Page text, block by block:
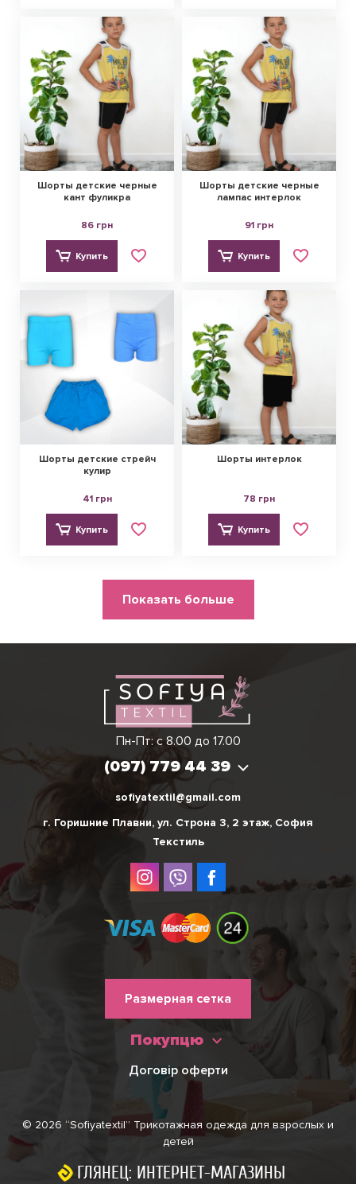
Шорты детские черные
кант фуликра
86 грн
Купить
Шорты детские черные
лампас интерлок
91 грн
Купить
Шорты детские стрейч
кулир
41 грн
Купить
Шорты интерлок
78 грн
Купить
Показать больше
Пн-Пт: с 8.00 до 17.00
(097) 779 44 39
Виктория
(097) 779 44 39
sofiyatextil@gmail.com
г. Горишние Плавни, ул. Строна 3, 2 этаж, София
Текстиль
нижнього
колонтитулу
Размерная сетка
Покупцю
Договір оферти
© 2026 “Sofiyatextil” Трикотажная одежда для взрослых и
детей
ГЛЯНЕЦ: ИНТЕРНЕТ-МАГАЗИНЫ